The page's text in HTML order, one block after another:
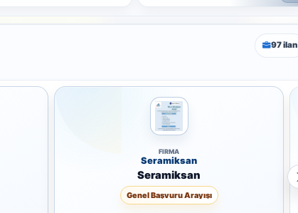
97 ilan
FIRMA
Seramiksan
Seramiksan
Genel Başvuru Arayışı